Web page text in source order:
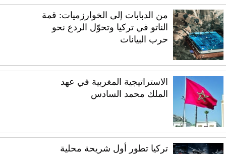
من الدبابات إلى الخوارزميات: قمة
الناتو في تركيا وتحوّل الردع نحو
حرب البيانات
الاستراتيجية المغربية في عهد
الملك محمد السادس
تركيا تطور أول شريحة محلية